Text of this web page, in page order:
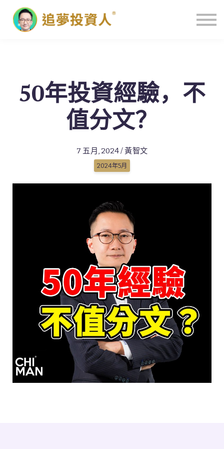
主頁
50年投資經驗，不
值分文？
7 五月, 2024 / 黃智文
2024年5月